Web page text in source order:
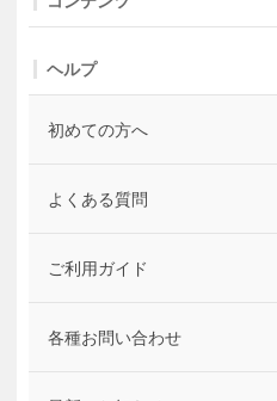
ヘルプ
初めての方へ
よくある質問
ご利用ガイド
各種お問い合わせ